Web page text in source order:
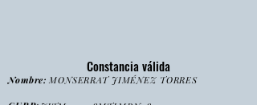
Constancia válida
Nombre: MONSERRAT JIMÉNEZ TORRES